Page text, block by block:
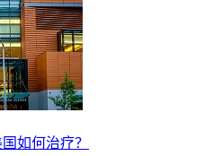
如何治疗？